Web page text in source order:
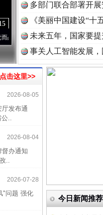
年“纪”事⑧加强纪律.. ·[视频]牢记初
多部门联合部署开
《美丽中国建设“十
未来五年，国家要
事关人工智能发展
击这里>>
2026-08-05
发布通
..
2026-08-04
办通知
..
2026-07-28
"问题 强化
今日新闻推荐
四川省公安厅征
中方对6家美国